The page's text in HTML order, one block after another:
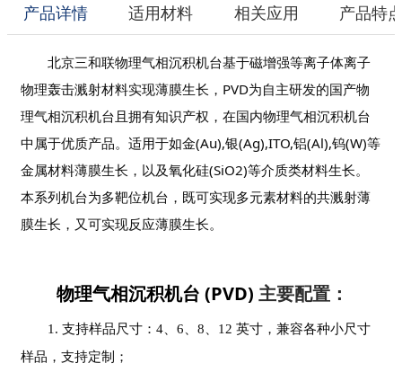
产品详情 适用材料 相关应用 产品特
北京三和联物理气相沉积机台基于磁增强等离子体离子
物理轰击溅射材料实现薄膜生长，PVD为自主研发的国产物
理气相沉积机台且拥有知识产权， 在国内物理气相沉积机台
中属于优质产品。适用于如金(Au),银(Ag),ITO,铝(Al),钨(W)等
金属材料薄膜生长，以及氧化硅(SiO2)等介质类材料生长。
本系列机台为多靶位机台，既可实现多元素材料的共溅射薄
膜生长，又可实现反应薄膜生长。
物理气相沉积机台 (PVD) 主要配置：
1.支持样品尺寸：4、6、8、12 英寸，兼容各种小尺寸
样品，支持定制；